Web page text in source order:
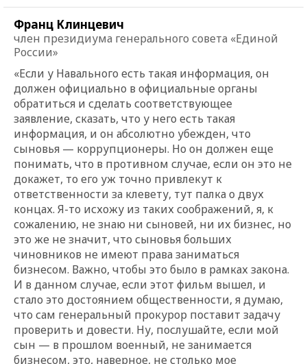
Франц Клинцевич
член президиума генерального совета «Единой
России»
«Если у Навального есть такая информация, он
должен официально в официальные органы
обратиться и сделать соответствующее
заявление, сказать, что у него есть такая
информация, и он абсолютно убежден, что
сыновья — коррупционеры. Но он должен еще
понимать, что в противном случае, если он это не
докажет, то его уж точно привлекут к
ответственности за клевету, тут палка о двух
концах. Я-то исхожу из таких соображений, я, к
сожалению, не знаю ни сыновей, ни их бизнес, но
это же не значит, что сыновья больших
чиновников не имеют права заниматься
бизнесом. Важно, чтобы это было в рамках закона.
И в данном случае, если этот фильм вышел, и
стало это достоянием общественности, я думаю,
что сам генеральный прокурор поставит задачу
проверить и довести. Ну, послушайте, если мой
сын — в прошлом военный, не занимается
бизнесом, это, наверное, не столько мое